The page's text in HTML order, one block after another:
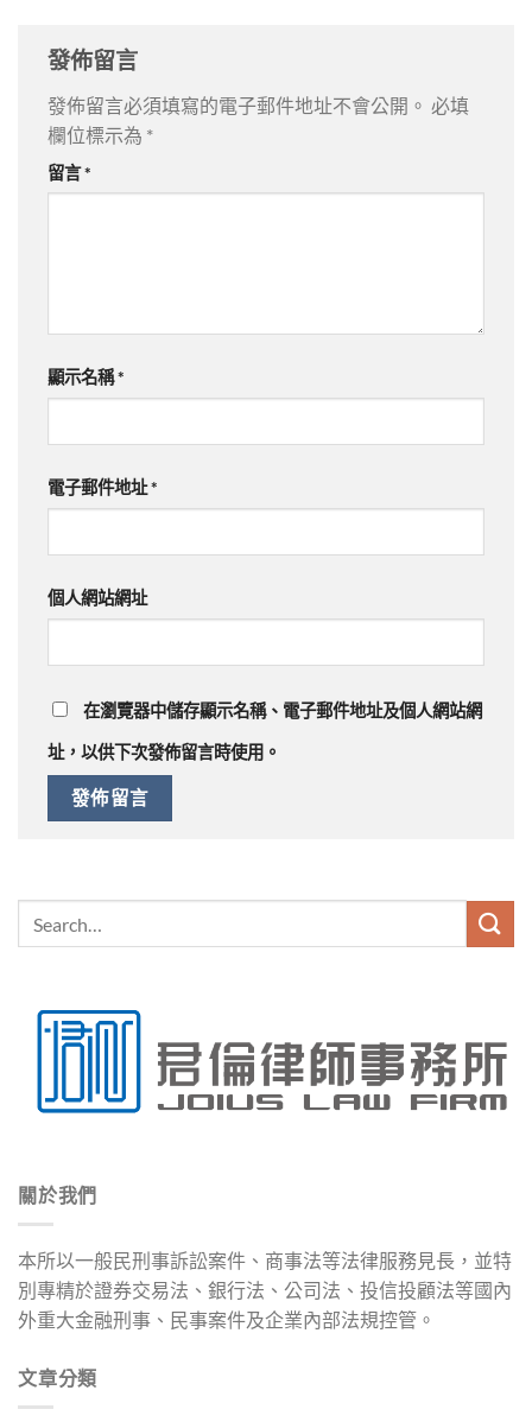
發佈留言
發佈留言必須填寫的電子郵件地址不會公開。 必填
欄位標示為 *
留言*
顯示名稱*
電子郵件地址*
個人網站網址
在瀏覽器中儲存顯示名稱、電子郵件地址及個人網站網
址，以供下次發佈留言時使用。
關於我們
本所以一般民刑事訴訟案件、商事法等法律服務見長，並特
別專精於證券交易法、銀行法、公司法、投信投顧法等國內
外重大金融刑事、民事案件及企業內部法規控管。
文章分類